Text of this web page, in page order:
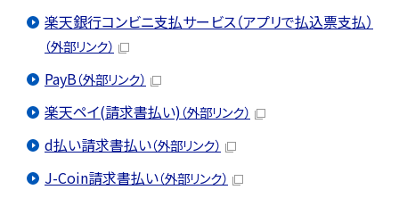
楽天銀行コンビニ支払サービス（アプリで払込票支払）
（外部リンク）
PayB（外部リンク）
楽天ペイ(請求書払い)（外部リンク）
d払い請求書払い（外部リンク）
J-Coin請求書払い（外部リンク）